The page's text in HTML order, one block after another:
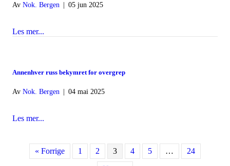
Av Nok. Bergen | 05 jun 2025
Les mer...
Annenhver russ bekymret for overgrep
Av Nok. Bergen 04 mai 2025
Les mer...
« Forrige 1 2 3 4 5 … 24